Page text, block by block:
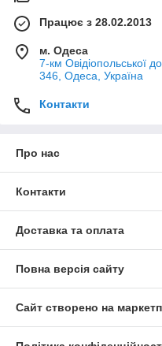
Працює з 28.02.2013
м. Одеса
7-км Овідіопольської
346, Одеса, Україна
Контакти
Про нас
Контакти
Доставка та оплата
Повна версія сайту
Сайт створено на